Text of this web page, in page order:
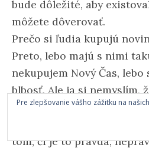
bude dôležité, aby
môžete dôverovať.
Prečo si ľudia kupujú
Preto, lebo majú s nimi
nekupujem Nový Čas, lebo
blbosť. Ale ja si nemyslím,
kupujú Nový čas, sú blbci.
čas je v skutočnosti
tom, či je to pravda,
Pre zlepšovanie vášho zážitku na